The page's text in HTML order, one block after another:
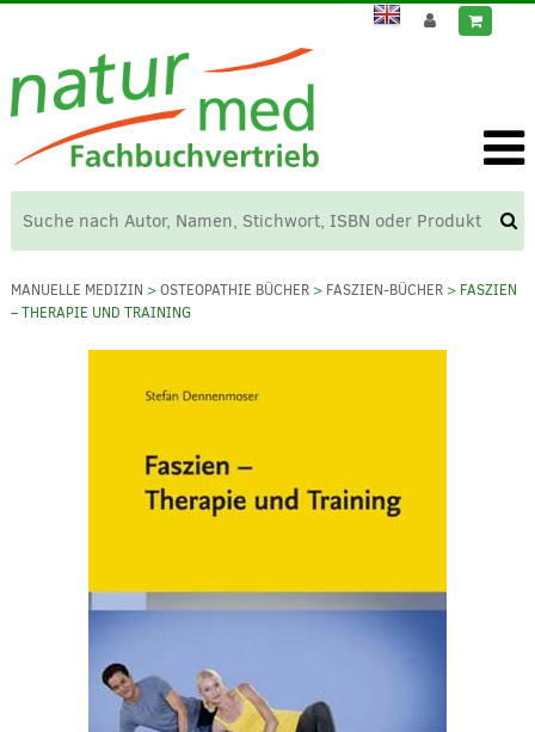
MANUELLE MEDIZIN >OSTEOPATHIE BÜCHER> FASZIEN-BÜCHER> FASZIEN
– THERAPIE UND TRAINING